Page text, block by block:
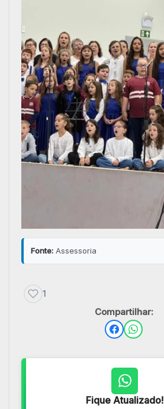
Fonte: Assessoria
1
Compartilhar:
Fique Atualizado!